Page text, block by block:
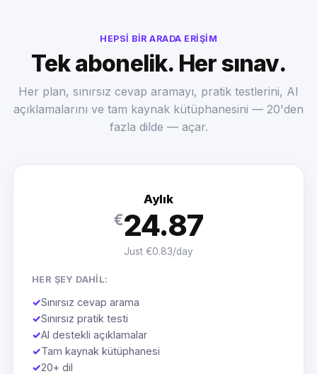
HEPSI BIR ARADA ERIŞIM
Tek abonelik. Her sınav.
Her plan, sınırsız cevap aramayı, pratik testlerini, AI
açıklamalarını ve tam kaynak kütüphanesini — 20'den
fazla dilde — açar.
Aylık
€24.87
Just €0.83/day
HER ŞEY DAHIL:
✓Sınırsız cevap arama
✓Sınırsız pratik testi
✓AI destekli açıklamalar
✓Tam kaynak kütüphanesi
✓20+ dil